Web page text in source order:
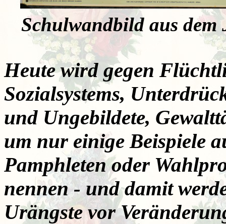
Schulwandbild aus
Heute wird gegen
Sozialsystems,
und Ungebildete,
um nur einige Beispiele
Pamphleten oder
nennen - und damit
Urängste vor